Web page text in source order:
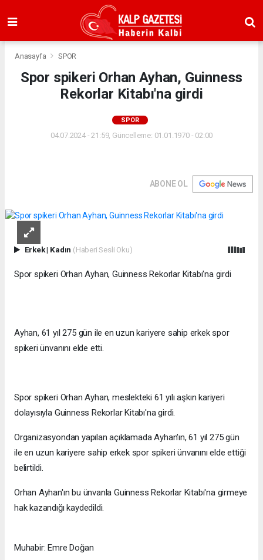
Anasayfa SPOR
Spor spikeri Orhan Ayhan, Guinness
Rekorlar Kitabı'na girdi
SPOR
04.07.2024 - 21:59, Güncelleme: 01.01.1970 - 02:00
ABONE OL
Erkek| Kadın (Haberi Sesli Oku)
Spor spikeri Orhan Ayhan, Guinness Rekorlar Kitabı'na girdi
Ayhan, 61 yıl 275 gün ile en uzun kariyere sahip erkek spor
spikeri ünvanını elde etti.
Spor spikeri Orhan Ayhan, meslekteki 61 yılı aşkın kariyeri
dolayısıyla Guinness Rekorlar Kitabı'na girdi.
Organizasyondan yapılan açıklamada Ayhan'ın, 61 yıl 275 gün
ile en uzun kariyere sahip erkek spor spikeri ünvanını elde ettiği
belirtildi.
Orhan Ayhan'ın bu ünvanla Guinness Rekorlar Kitabı'na girmeye
hak kazandığı kaydedildi.
Muhabir: Emre Doğan